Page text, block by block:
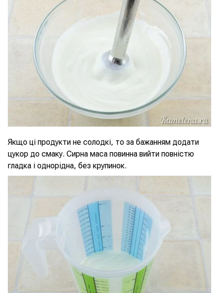
Якщо ці продукти не солодкі, то за бажанням додати
цукор до смаку. Сирна маса повинна вийти повністю
гладка і однорідна, без крупинок.